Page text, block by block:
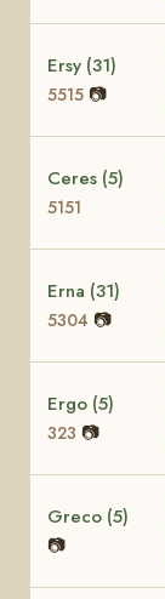
Ersy (31)
5515 📷
Ceres (5)
5151
Erna (31)
5304 📷
Ergo (5)
323 📷
Greco (5)
📷